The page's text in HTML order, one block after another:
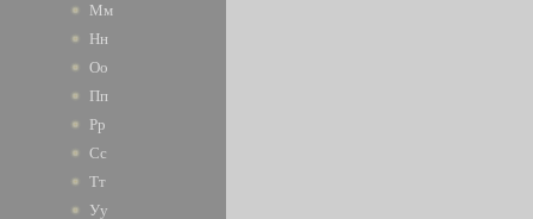
Мм
Нн
Оо
Пп
Рр
Сс
Тт
Уу